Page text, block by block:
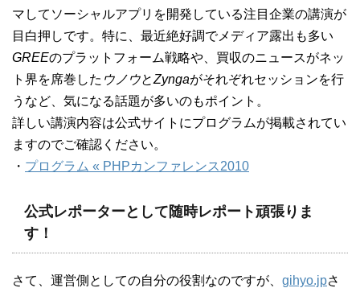
マしてソーシャルアプリを開発している注目企業の講演が
目白押しです。特に、最近絶好調でメディア露出も多い
GREEのプラットフォーム戦略や、買収のニュースがネッ
ト界を席巻した ウノウとZyngaがそれぞれセッションを行
うなど、気になる話題が多いのもポイント。
詳しい講演内容は公式サイトにプログラムが掲載されてい
ますのでご確認ください。
・ プログラム « PHPカンファレンス2010
公式レポーターとして随時レポート頑張りま
す！
さて、運営側としての自分の役割なのですが、 gihyo.jpさ